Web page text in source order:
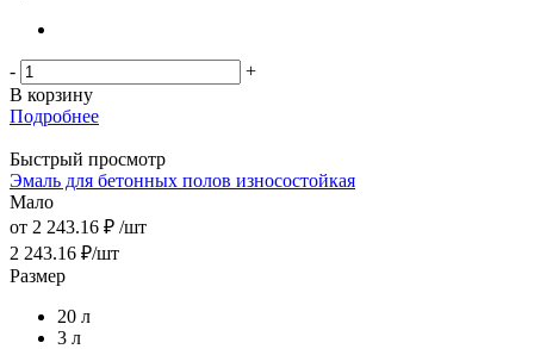
-
+
В корзину
Подробнее
Быстрый просмотр
Эмаль для бетонных полов износостойкая
Мало
от 2 243.16 ₽ /шт
2 243.16 ₽/шт
Размер
20 л
3 л